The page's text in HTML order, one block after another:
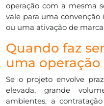
operação com a mesma
vale para uma
ou uma ativação de
Quando faz
uma
Se o projeto envolve
elevada, grande
ambientes, a